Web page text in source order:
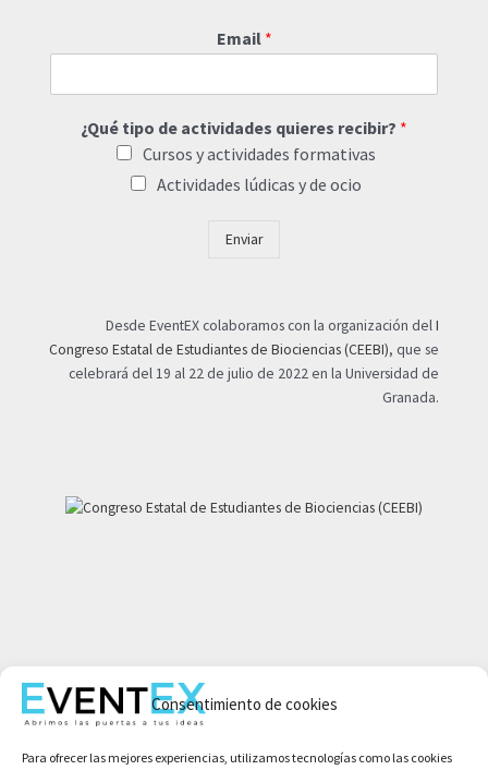
Consentimiento de cookies
Para ofrecer las mejores experiencias, utilizamos tecnologías como las cookies
Email *
¿Qué tipo de actividades quieres recibir? *
Cursos y actividades formativas
Actividades lúdicas y de ocio
Enviar
Desde EventEX colaboramos con la organización delI
Congreso Estatal de Estudiantes de Biociencias (CEEBI), que se
celebrará del 19 al 22 de julio de 2022 en la Universidad de
Granada.
Aviso legal
Política de privacidad
Condiciones de compra